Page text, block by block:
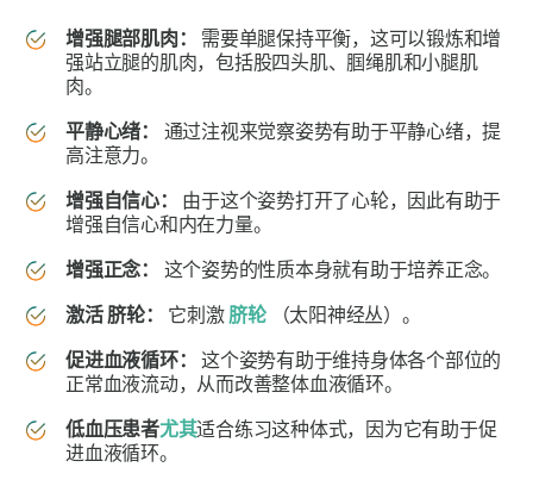
增强腿部肌肉：
需要单腿保持平衡，这可以锻炼和增
强站立腿的肌肉，包括股四头肌、腘绳肌和小腿肌
肉。
平静心绪：
通过注视来觉察姿势有助于平静心绪，提
高注意力。
增强自信心：
由于这个姿势打开了心轮，因此有助于
增强自信心和内在力量。
增强正念：
这个姿势的性质本身就有助于培养正念。
激活脐轮： 它刺激 脐轮（太阳神经丛）。
促进血液循环：
这个姿势有助于维持身体各个部位的
正常血液流动，从而改善整体血液循环。
低血压患者尤其适合练习这种体式，因为它有助于促
进血液循环。